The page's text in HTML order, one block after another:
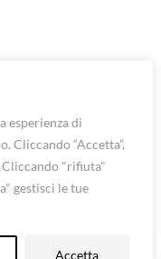
esperienza di
Cliccando “Accetta”,
Cliccando "rifiuta"
gestisci le tue
Accetta
(AR)